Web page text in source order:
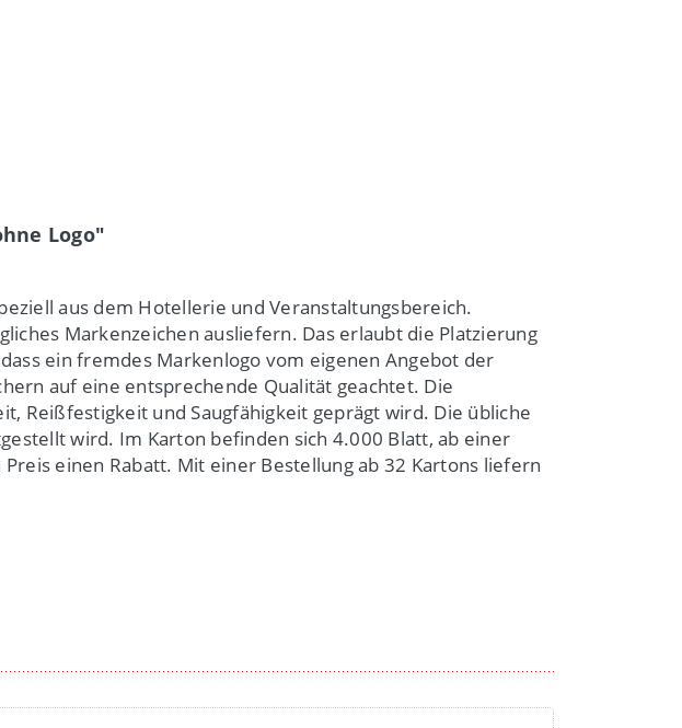
Logo"
aus dem Hotellerie und Veranstaltungsbereich.
Markenzeichen ausliefern. Das erlaubt die Platzierung
ein fremdes Markenlogo vom eigenen Angebot der
auf eine entsprechende Qualität geachtet. Die
Reißfestigkeit und Saugfähigkeit geprägt wird. Die übliche
wird. Im Karton befinden sich 4.000 Blatt, ab einer
einen Rabatt. Mit einer Bestellung ab 32 Kartons liefern